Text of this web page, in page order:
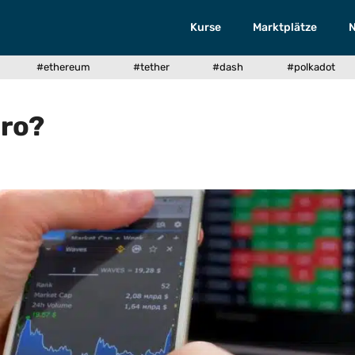
Kurse Marktplätze
#ethereum #tether #dash #polkadot